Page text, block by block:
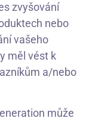
zvyšování
nebo
vašeho
měl vést k
a/nebo
může